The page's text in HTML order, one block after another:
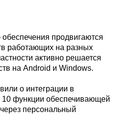
продвигаются
работающих на разных
активно решается
на Android и Windows.
о интеграции в
функции обеспечивающей
персональный